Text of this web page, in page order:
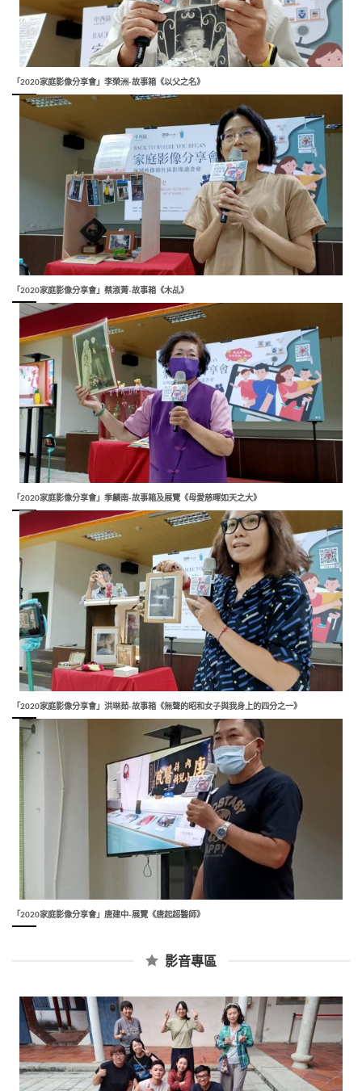
「2020家庭影像分享會」李榮洲-故事箱《以父之名》
「2020家庭影像分享會」蔡淑菁-故事箱《木乩》
「2020家庭影像分享會」季麟南-故事箱及展覽《母愛慈暉如天之大》
「2020家庭影像分享會」洪琳茹-故事箱《無聲的昭和女子與我身上的四分之一》
「2020家庭影像分享會」唐建中-展覽《唐起超醫師》
影音專區